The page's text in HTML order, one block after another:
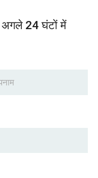
24 घंटों में